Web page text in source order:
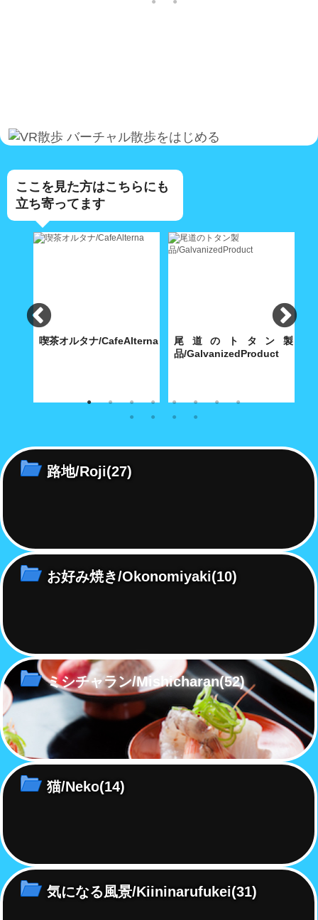
バーチャル散歩をはじめる
ここを見た方はこちらにも
立ち寄ってます
喫茶オルタナ/CafeAlterna
八坂神社に通じる築島(明神)小
尾道のトタン製
品/GalvanizedProduct
内海製作所(大正9年創業)が今
ン・グッズ
路地/Roji(27)
お好み焼き/Okonomiyaki(10)
ミシチャラン/Mishicharan(52)
猫/Neko(14)
気になる風景/Kiininarufukei(31)